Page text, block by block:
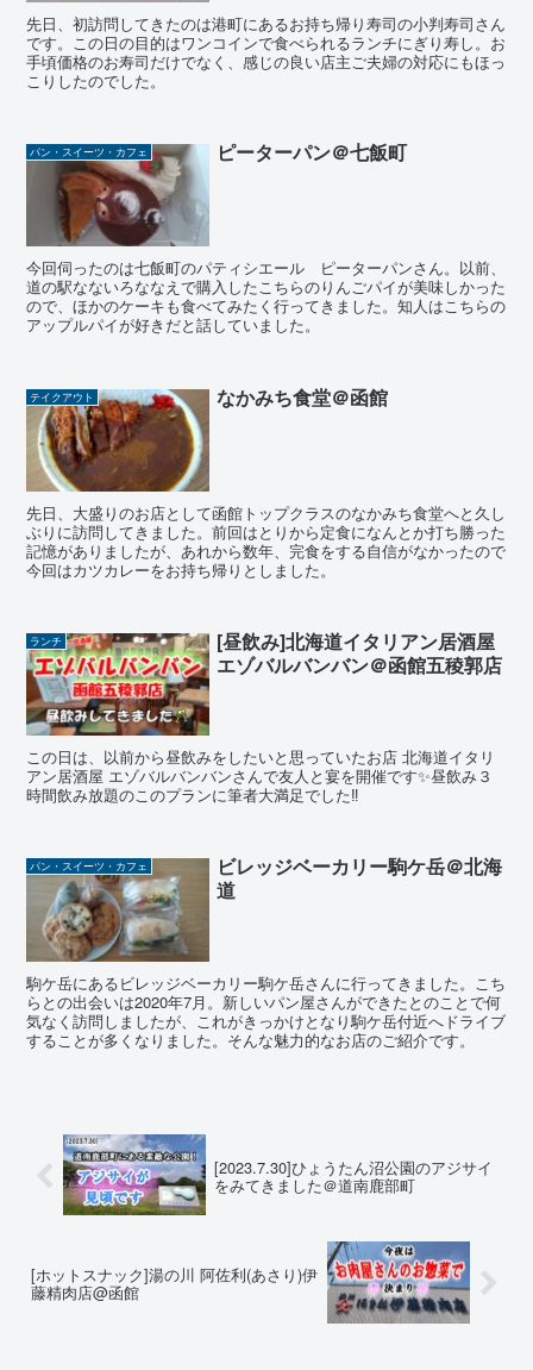
先日、初訪問してきたのは港町にあるお持ち帰り寿司の小判寿司さん
です。この日の目的はワンコインで食べられるランチにぎり寿し。お
手頃価格のお寿司だけでなく、感じの良い店主ご夫婦の対応にもほっ
こりしたのでした。
パン・スイーツ・カフェ ピーターパン＠七飯町
今回伺ったのは七飯町のパティシエール ピーターパンさん。以前、
道の駅なないろななえで購入したこちらのりんごパイが美味しかった
ので、ほかのケーキも食べてみたく行ってきました。知人はこちらの
アップルパイが好きだと話していました。
テイクアウト なかみち食堂＠函館
先日、大盛りのお店として函館トップクラスのなかみち食堂へと久し
ぶりに訪問してきました。前回はとりから定食になんとか打ち勝った
記憶がありましたが、あれから数年、完食をする自信がなかったので
今回はカツカレーをお持ち帰りとしました。
ランチ
[昼飲み]北海道イタリアン居酒屋
エゾバルバンバン＠函館五稜郭店
この日は、以前から昼飲みをしたいと思っていたお店 北海道イタリ
アン居酒屋 エゾバルバンバンさんで友人と宴を開催です✨昼飲み３
時間飲み放題のこのプランに筆者大満足でした‼
パン・スイーツ・カフェ
ビレッジベーカリー駒ケ岳＠北海
道
駒ケ岳にあるビレッジベーカリー駒ケ岳さんに行ってきました。こち
らとの出会いは2020年7月。新しいパン屋さんができたとのことで何
気なく訪問しましたが、これがきっかけとなり駒ケ岳付近へドライブ
することが多くなりました。そんな魅力的なお店のご紹介です。
[2023.7.30]ひょうたん沼公園のアジサイ
をみてきました＠道南鹿部町
[ホットスナック]湯の川 阿佐利(あさり)伊
藤精肉店@函館